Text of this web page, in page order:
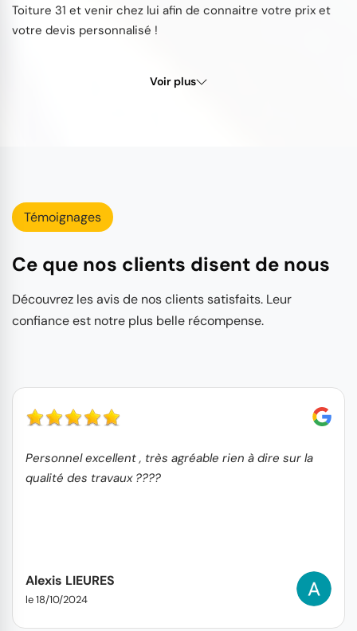
Toiture 31 et venir chez lui afin de connaitre votre prix et
votre devis personnalisé !
Voir plus
Témoignages
Ce que nos clients disent de nous
Découvrez les avis de nos clients satisfaits. Leur
confiance est notre plus belle récompense.
Personnel excellent , très agréable rien à dire sur la
qualité des travaux ????
Alexis LIEURES
le 18/10/2024